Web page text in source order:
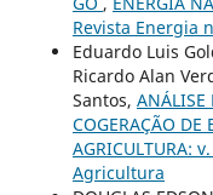
Revista Energia
Eduardo Luis
Ricardo Alan
Santos, ANÁLISE
COGERAÇÃO DE
AGRICULTURA:
Agricultura